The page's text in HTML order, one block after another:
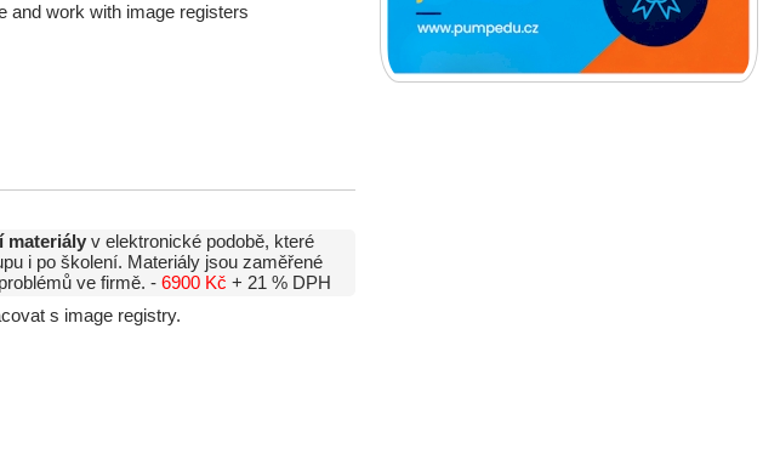
and work with image registers
materiály v elektronické podobě, které
i po školení. Materiály jsou zaměřené
ve firmě. - 6900 Kč + 21 % DPH
s image registry.